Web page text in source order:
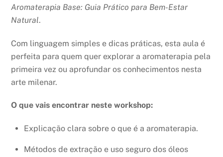
natural
Aromaterapia Base: Guia Prático para Bem-Estar
Natural.
Com linguagem simples e dicas práticas, esta aula é
perfeita para quem quer explorar a aromaterapia pela
primeira vez ou aprofundar os conhecimentos nesta
arte milenar.
O que vais encontrar neste workshop:
Explicação clara sobre o que é a aromaterapia.
Métodos de extração e uso seguro dos óleos